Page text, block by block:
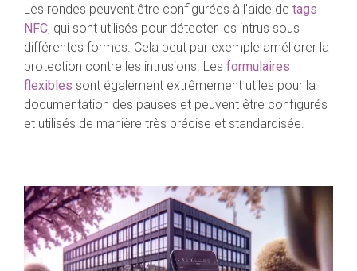
Les rondes peuvent être configurées à l'aide de tags
NFC, qui sont utilisés pour détecter les intrus sous
différentes formes. Cela peut par exemple améliorer la
protection contre les intrusions. Les formulaires
flexibles sont également extrêmement utiles pour la
documentation des pauses et peuvent être configurés
et utilisés de manière très précise et standardisée.